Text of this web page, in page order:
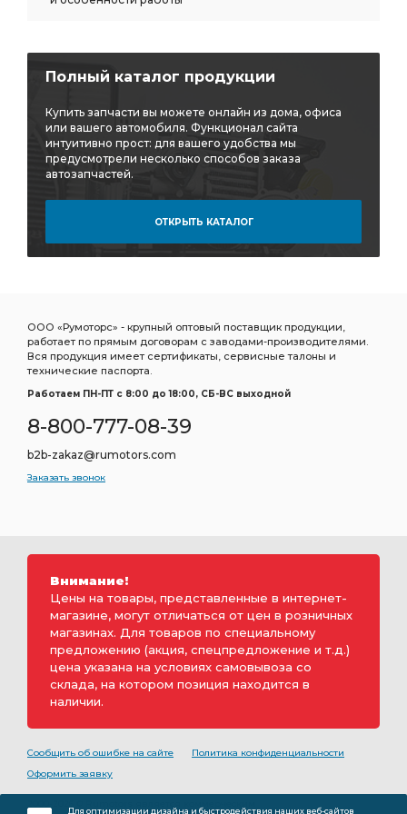
Полный каталог продукции
Купить запчасти вы можете онлайн из дома, офиса
или вашего автомобиля. Функционал сайта
интуитивно прост: для вашего удобства мы
предусмотрели несколько способов заказа
автозапчастей.
ОТКРЫТЬ КАТАЛОГ
ООО «Румоторс» - крупный оптовый поставщик продукции,
работает по прямым договорам с заводами-производителями.
Вся продукция имеет сертификаты, сервисные талоны и
технические паспорта.
Работаем ПН-ПТ c 8:00 до 18:00, СБ-ВС выходной
8-800-777-08-39
b2b-zakaz@rumotors.com
Заказать звонок
Внимание!
Цены на товары, представленные в интернет-
магазине, могут отличаться от цен в розничных
магазинах. Для товаров по специальному
предложению (акция, спецпредложение и т.д.)
цена указана на условиях самовывоза со
склада, на котором позиция находится в
наличии.
Сообщить об ошибке на сайте
Политика конфиденциальности
Оформить заявку
Для оптимизации дизайна и быстродействия наших веб-сайтов